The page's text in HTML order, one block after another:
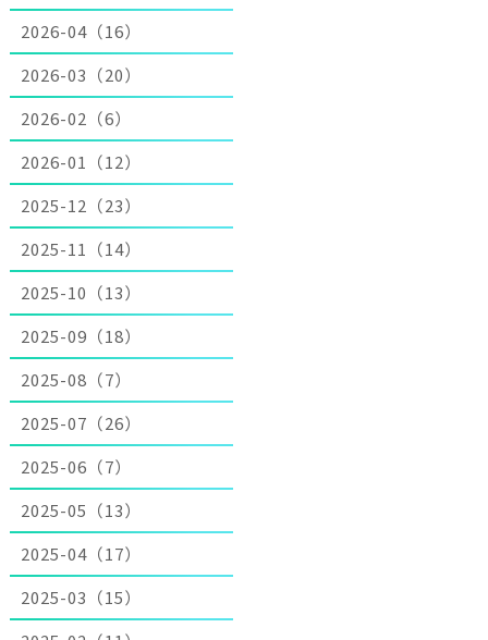
2026-04（16）
2026-03（20）
2026-02（6）
2026-01（12）
2025-12（23）
2025-11（14）
2025-10（13）
2025-09（18）
2025-08（7）
2025-07（26）
2025-06（7）
2025-05（13）
2025-04（17）
2025-03（15）